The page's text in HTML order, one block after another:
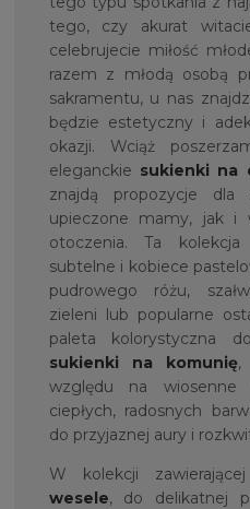
tego, czy akurat
celebrujecie miłość
razem z młodą osobą
sakramentu, u nas
będzie estetyczny i
okazji. Wciąż
eleganckie sukienki na
znajdą propozycje dla
upieczone mamy, jak i
otoczenia. Ta kolekcja
subtelne i kobiece
pudrowego różu,
zieleni lub popularne
paleta kolorystyczna
sukienki na komunię,
względu na
ciepłych, radosnych
do przyjaznej aury i
W kolekcji
wesele, do delikatnej